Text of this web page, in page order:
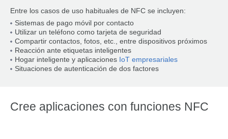
Entre los casos de uso habituales de NFC se incluyen:
Sistemas de pago móvil por contacto
Utilizar un teléfono como tarjeta de seguridad
Compartir contactos, fotos, etc., entre dispositivos próximos
Reacción ante etiquetas inteligentes
Hogar inteligente y aplicaciones IoT empresariales
Situaciones de autenticación de dos factores
Cree aplicaciones con funciones NFC